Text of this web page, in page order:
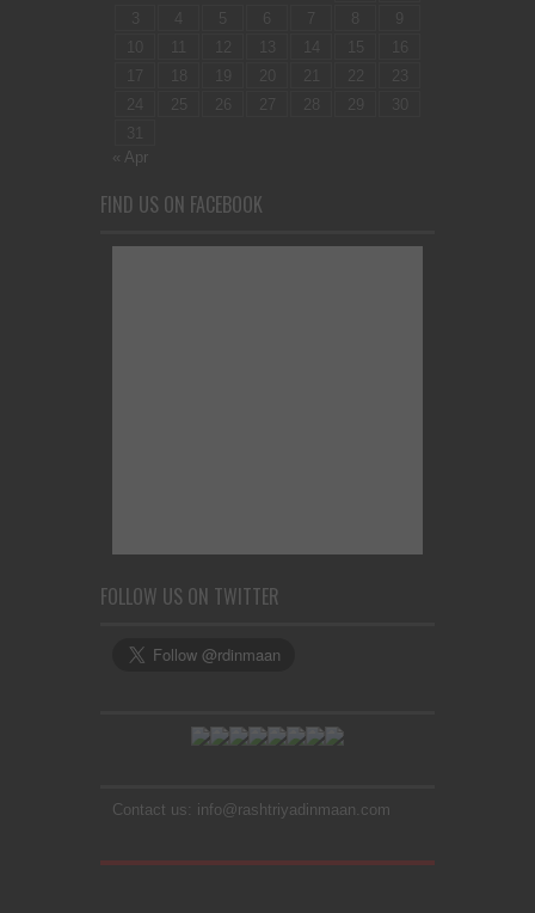
3
5 7 8
12 13 15
17
18 20 21 22
23
24
25 26 27 28 29
30
31
« Apr
FIND US ON FACEBOOK
FOLLOW US ON TWITTER
Contact us: info@rashtriyadinmaan.com